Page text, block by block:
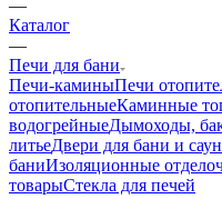
—
Каталог
—
Печи для бани
Печи-каминыПечи
отопительныеКаминные
водогрейныеДымоходы,
литьеДвери для бани и
баниИзоляционные
товарыСтекла для печей